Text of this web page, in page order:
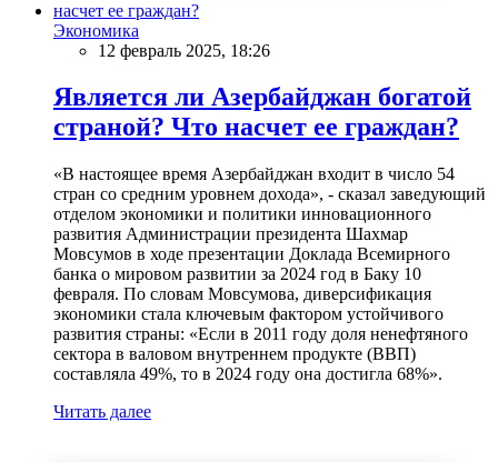
Экономика
12 февраль 2025, 18:26
Является ли Азербайджан богатой
страной? Что насчет ее граждан?
«В настоящее время Азербайджан входит в число 54
стран со средним уровнем дохода», - сказал заведующий
отделом экономики и политики инновационного
развития Администрации президента Шахмар
Мовсумов в ходе презентации Доклада Всемирного
банка о мировом развитии за 2024 год в Баку 10
февраля. По словам Мовсумова, диверсификация
экономики стала ключевым фактором устойчивого
развития страны: «Если в 2011 году доля ненефтяного
сектора в валовом внутреннем продукте (ВВП)
составляла 49%, то в 2024 году она достигла 68%».
Читать далее